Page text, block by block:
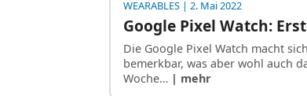
WEARABLES| 2. Mai 2022
Google Pixel Watch:
Die Google Pixel Watch macht
bemerkbar, was aber wohl auch
Woche… | mehr